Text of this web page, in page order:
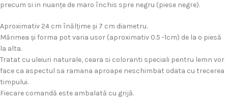
precum si in nuanţe de maro închis spre negru (piese negre).
Aproximativ 24 cm înălțime și 7 cm diametru.
Mărimea și forma pot varia usor (aproximativ 0.5 -1cm) de la o piesă
la alta.
Tratat cu uleiuri naturale, ceara si coloranti speciali pentru lemn vor
face ca aspectul sa ramana aproape neschimbat odata cu trecerea
timpului.
Fiecare comandă este ambalată cu grijă.